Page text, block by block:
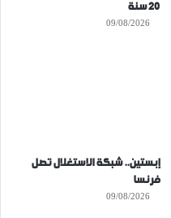
20 سنة
09/08/2026
إبستين.. شبكة الاستغلال تصل
فرنسا
09/08/2026